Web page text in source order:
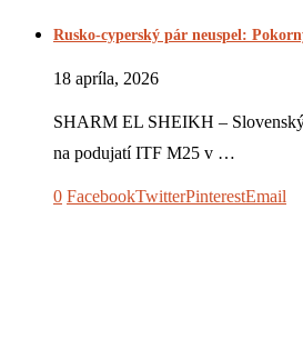
Rusko-cyperský pár neuspel:
18 apríla, 2026
SHARM EL SHEIKH –
na podujatí ITF M25 v …
0 FacebookTwitterPinterestEmail